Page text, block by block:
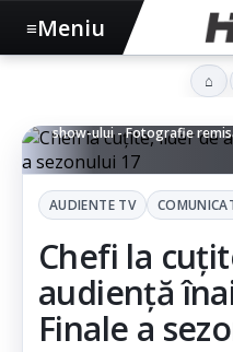
show-ului - Fotografie
AUDIENTE TV
Chefi la
audiență
Finale a
≡Meniu
⌂